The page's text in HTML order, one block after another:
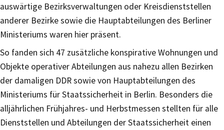
auswärtige Bezirksverwaltungen oder Kreisdienststellen
anderer Bezirke sowie die Hauptabteilungen des Berliner
Ministeriums waren hier präsent.
So fanden sich 47 zusätzliche konspirative Wohnungen und
Objekte operativer Abteilungen aus nahezu allen Bezirken
der damaligen DDR sowie von Hauptabteilungen des
Ministeriums für Staatssicherheit in Berlin. Besonders die
alljährlichen Frühjahres- und Herbstmessen stellten für alle
Dienststellen und Abteilungen der Staatssicherheit einen